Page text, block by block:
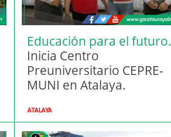
Educación para el futuro.
Inicia Centro
Preuniversitario CEPRE-
MUNI en Atalaya.
ATALAYA